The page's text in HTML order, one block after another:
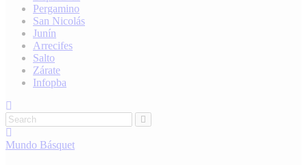
Pergamino
San Nicolás
Junín
Arrecifes
Salto
Zárate
Infopba
Mundo Básquet